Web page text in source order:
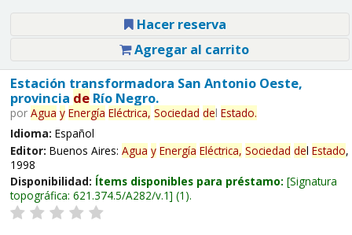
Hacer reserva
Agregar al carrito
Estación transformadora San Antonio Oeste,
provincia deRío Negro.
por Agua y Energía Eléctrica, Sociedad del Estado.
Idioma: Español
Editor: Buenos Aires: Agua y Energía Eléctrica, Sociedad del Estado,
1998
Disponibilidad: Ítems disponibles para préstamo: Signatura
topográfica: 621.374.5/A282/v.1 (1).